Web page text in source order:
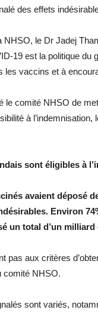
des effets
NHSO, le Dr Jadej
19 est la politique
les vaccins et à
le comité NHSO de
à
sont éligibles à
avaient déposé
Environ
un total d’un
pas aux critères
comité NHSO.
sont variés,